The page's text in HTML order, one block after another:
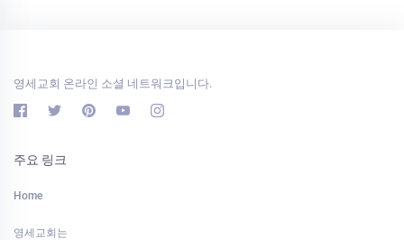
영세교회 온라인 소셜 네트워크입니다.
주요 링크
Home
영세교회는